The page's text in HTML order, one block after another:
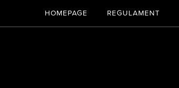
HOMEPAGE REGULAMENT